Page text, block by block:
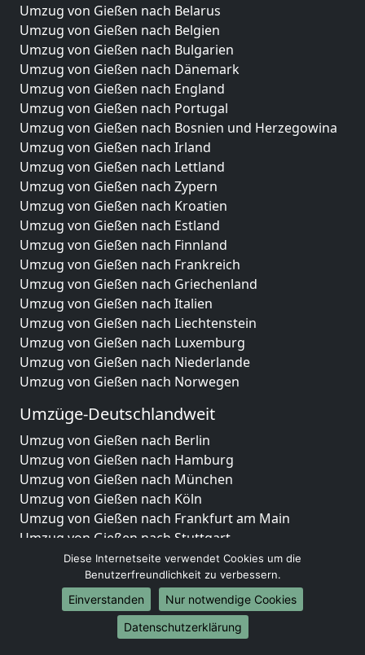
Umzug von Gießen nach Belarus
Umzug von Gießen nach Belgien
Umzug von Gießen nach Bulgarien
Umzug von Gießen nach Dänemark
Umzug von Gießen nach England
Umzug von Gießen nach Portugal
Umzug von Gießen nach Bosnien und Herzegowina
Umzug von Gießen nach Irland
Umzug von Gießen nach Lettland
Umzug von Gießen nach Zypern
Umzug von Gießen nach Kroatien
Umzug von Gießen nach Estland
Umzug von Gießen nach Finnland
Umzug von Gießen nach Frankreich
Umzug von Gießen nach Griechenland
Umzug von Gießen nach Italien
Umzug von Gießen nach Liechtenstein
Umzug von Gießen nach Luxemburg
Umzug von Gießen nach Niederlande
Umzug von Gießen nach Norwegen
Umzüge-Deutschlandweit
Umzug von Gießen nach Berlin
Umzug von Gießen nach Hamburg
Umzug von Gießen nach München
Umzug von Gießen nach Köln
Umzug von Gießen nach Frankfurt am Main
Umzug von Gießen nach Stuttgart
Umzug von Gießen nach Düsseldorf
Umzug von Gießen nach Leipzig
Umzug von Gießen nach Dortmund
Umzug von Gießen nach Essen
Umzug von Gießen nach Bremen
Diese Internetseite verwendet Cookies um die
Benutzerfreundlichkeit zu verbessern.
Einverstanden
Nur notwendige Cookies
Datenschutzerklärung